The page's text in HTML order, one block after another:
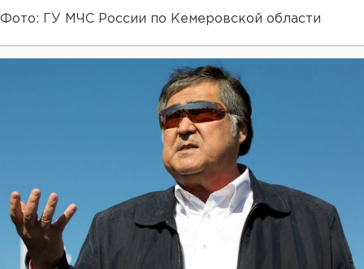
Фото: ГУ МЧС России по Кемеровской области